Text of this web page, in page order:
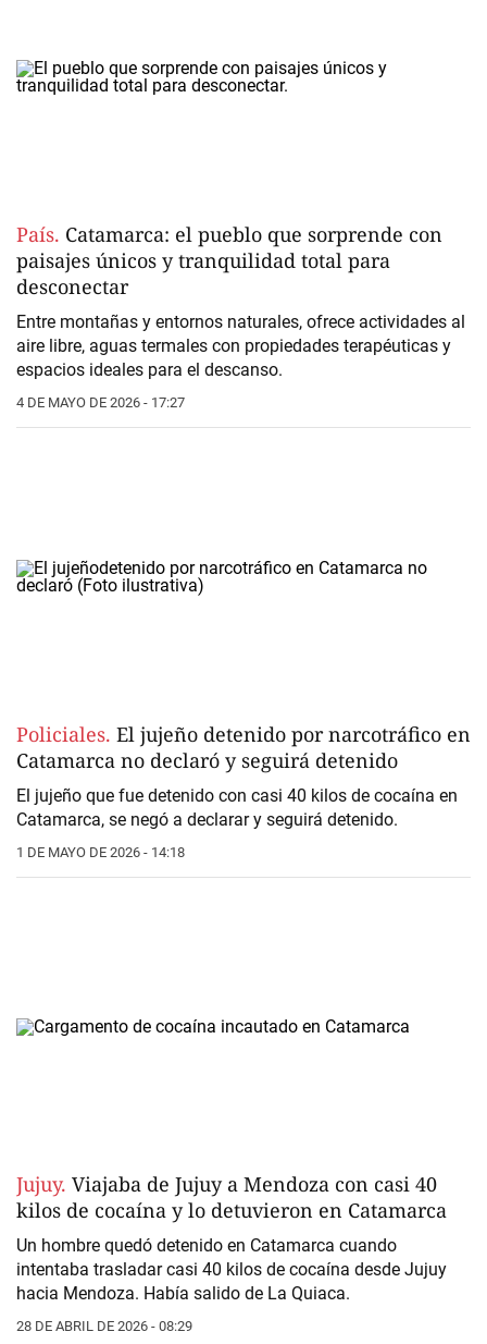
País. Catamarca: el pueblo que sorprende con
paisajes únicos y tranquilidad total para
desconectar
Entre montañas y entornos naturales, ofrece actividades al
aire libre, aguas termales con propiedades terapéuticas y
espacios ideales para el descanso.
4 DE MAYO DE 2026 - 17:27
Policiales. El jujeño detenido por narcotráfico en
Catamarca no declaró y seguirá detenido
El jujeño que fue detenido con casi 40 kilos de cocaína en
Catamarca, se negó a declarar y seguirá detenido.
1 DE MAYO DE 2026 - 14:18
Jujuy. Viajaba de Jujuy a Mendoza con casi 40
kilos de cocaína y lo detuvieron en Catamarca
Un hombre quedó detenido en Catamarca cuando
intentaba trasladar casi 40 kilos de cocaína desde Jujuy
hacia Mendoza. Había salido de La Quiaca.
28 DE ABRIL DE 2026 - 08:29